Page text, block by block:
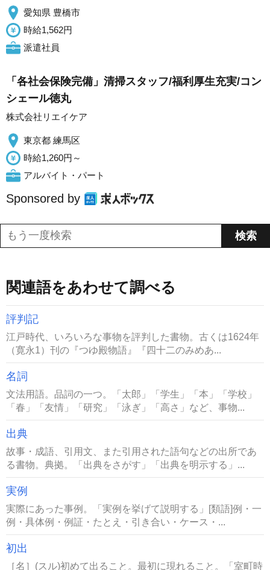
愛知県 豊橋市
時給1,562円
派遣社員
「各社会保険完備」清掃スタッフ/福利厚生充実/コン
シェール徳丸
株式会社リエイケア
東京都 練馬区
時給1,260円～
アルバイト・パート
Sponsored by
関連語をあわせて調べる
評判記
江戸時代、いろいろな事物を評判した書物。古くは1624年
（寛永1）刊の『つゆ殿物語』『四十二のみめあ...
名詞
文法用語。品詞の一つ。「太郎」「学生」「本」「学校」
「春」「友情」「研究」「泳ぎ」「高さ」など、事物...
出典
故事・成語、引用文、また引用された語句などの出所であ
る書物。典拠。「出典をさがす」「出典を明示する」...
実例
実際にあった事例。「実例を挙げて説明する」[類語]例・一
例・具体例・例証・たとえ・引き合い・ケース・...
初出
［名］(スル)初めて出ること。最初に現れること。「室町時